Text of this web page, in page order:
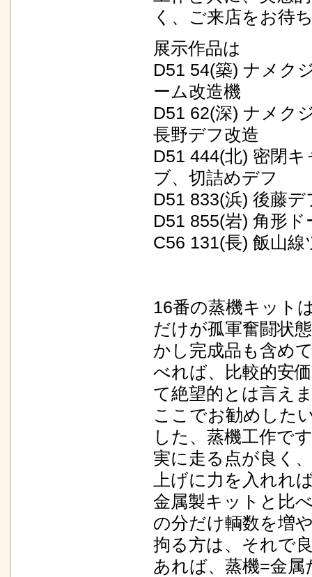
く、ご来店をお待
展示作品は
D51 54(築) ナメク
ーム改造機
D51 62(深) ナメク
長野デフ改造
D51 444(北) 密閉キ
ブ、切詰めデフ
D51 833(浜) 後藤
D51 855(岩) 角形
C56 131(長) 飯山
16番の蒸機キット
だけが孤軍奮闘状
かし完成品も含め
べれば、比較的安
て絶望的とは言え
ここでお勧めした
した、蒸機工作で
実に走る点が良く
上げに力を入れれ
金属製キットと比
の分だけ輌数を増
拘る方は、それで
あれば、蒸機=金